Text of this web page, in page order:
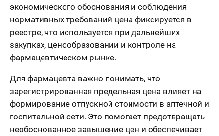
экономического обоснования и соблюдения
нормативных требований цена фиксируется в
реестре, что используется при дальнейших
закупках, ценообразовании и контроле на
фармацевтическом рынке.
Для фармацевта важно понимать, что
зарегистрированная предельная цена влияет на
формирование отпускной стоимости в аптечной и
госпитальной сети. Это помогает предотвращать
необоснованное завышение цен и обеспечивает